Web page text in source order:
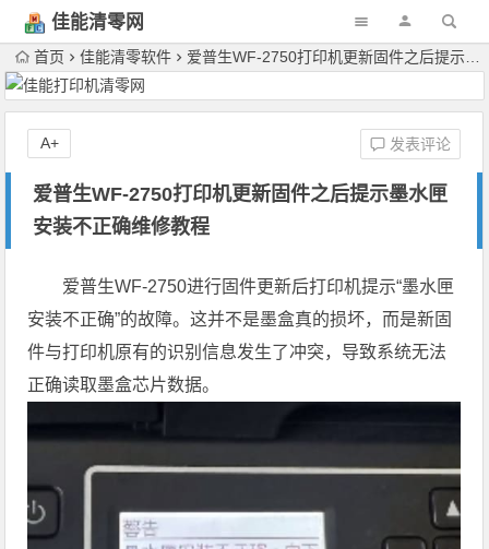
佳能清零网
首页 佳能清零软件 爱普生WF-2750打印机更新固件之后提示墨水匣安装不正确维修教程
爱普生WF-2750打印机更新固件之后提示墨水匣
安装不正确维修教程
发表评论
A+
爱普生WF-2750进行固件更新后打印机提示“墨水匣
安装不正确”的故障。这并不是墨盒真的损坏，而是新固
件与打印机原有的识别信息发生了冲突，导致系统无法
正确读取墨盒芯片数据。